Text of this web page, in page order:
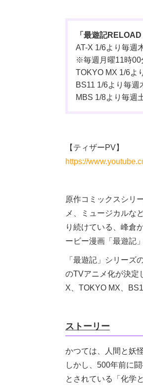
「最遊記
AT-X 1/6より毎週
※毎週月曜11時00
TOKYO MX 1/6よ
BS11 1/6より毎週
MBS 1/8より毎週
【ティザーPV】
https://
原作コミックスシリ
メ、ミュージカルな
り続けている、峰倉
ービー漫画「最遊記
「最遊記」シリーズ
のTVアニメ化が決定
X、TOKYO MX、
ストーリー
かつては、人間と妖
しかし、500年前に
とされている「化学